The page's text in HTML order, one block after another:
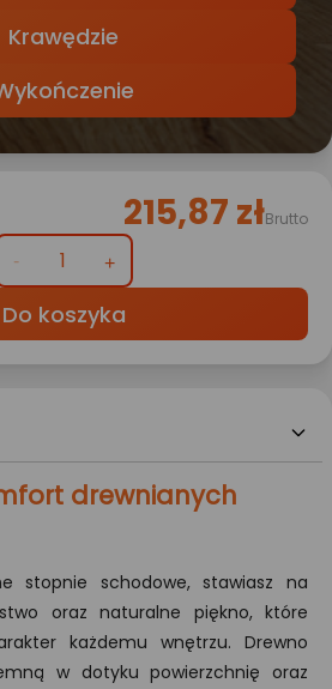
Krawędzie
215,87 złBrutto
Do koszyka
drewnianych
stopnie schodowe, stawiasz na
oraz naturalne piękno, które
każdemu wnętrzu. Drewno
w dotyku powierzchnię oraz